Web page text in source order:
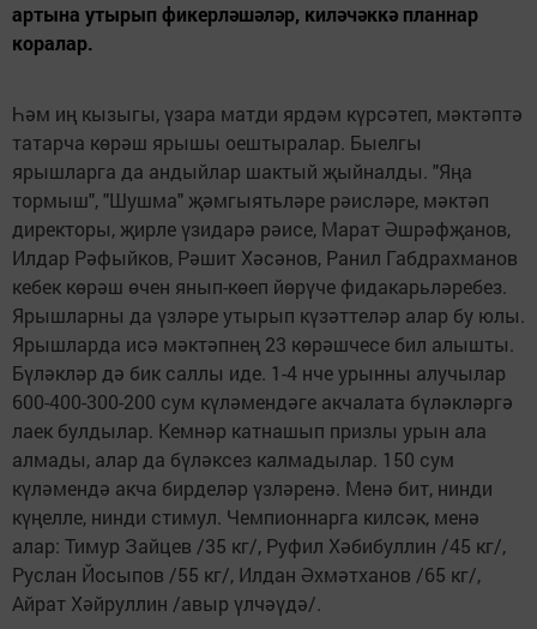
артына утырып фикерләшәләр, киләчәккә планнар
коралар.
Һәм иң кызыгы, үзара матди ярдәм күрсәтеп, мәктәптә
татарча көрәш ярышы оештыралар. Быелгы
ярышларга да андыйлар шактый җыйналды. "Яңа
тормыш", "Шушма" җәмгыятьләре рәисләре, мәктәп
директоры, җирле үзидарә рәисе, Марат Әшрәфҗанов,
Илдар Рәфыйков, Рәшит Хәсәнов, Ранил Габдрахманов
кебек көрәш өчен янып-көеп йөрүче фидакарьләребез.
Ярышларны да үзләре утырып күзәттеләр алар бу юлы.
Ярышларда исә мәктәпнең 23 көрәшчесе бил алышты.
Бүләкләр дә бик саллы иде. 1-4 нче урынны алучылар
600-400-300-200 сум күләмендәге акчалата бүләкләргә
лаек булдылар. Кемнәр катнашып призлы урын ала
алмады, алар да бүләксез калмадылар. 150 сум
күләмендә акча бирделәр үзләренә. Менә бит, нинди
күңелле, нинди стимул. Чемпионнарга килсәк, менә
алар: Тимур Зайцев /35 кг/, Руфил Хәбибуллин /45 кг/,
Руслан Йосыпов /55 кг/, Илдан Әхмәтханов /65 кг/,
Айрат Хәйруллин /авыр үлчәүдә/.